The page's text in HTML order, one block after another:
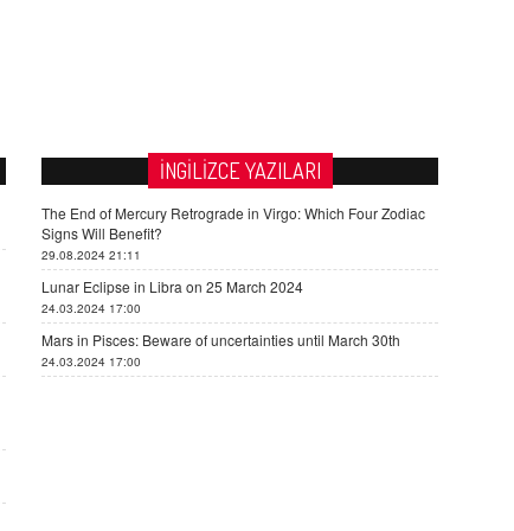
İNGİLİZCE YAZILARI
The End of Mercury Retrograde in Virgo: Which Four Zodiac
Signs Will Benefit?
29.08.2024 21:11
Lunar Eclipse in Libra on 25 March 2024
24.03.2024 17:00
Mars in Pisces: Beware of uncertainties until March 30th
24.03.2024 17:00